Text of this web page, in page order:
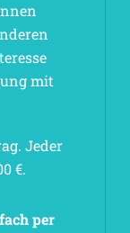
mit
Jeder
€.
per